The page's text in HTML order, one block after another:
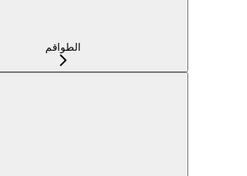
الطواقم